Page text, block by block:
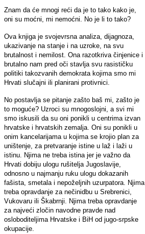
Znam da će mnogi reći da je to tako kako je,
oni su moćni, mi nemoćni. No je li to tako?
Ova knjiga je svojevrsna analiza, dijagnoza,
ukazivanje na stanje i na uzroke, na svu
brutalnost i nemilost. Ona razotkriva činjenice i
brutalno nam pred oči stavlja svu rasističku
politiki takozvanih demokrata kojima smo mi
Hrvati slučajni ili planirani protivnici.
No postavlja se pitanje zašto baš mi, zašto je
to moguće? Uzroci su mnogoslojni, a svi mi
smo iskusili da su oni ponikli u centrima izvan
hrvatske i hrvatskih zemalja. Oni su ponikli u
onim kancelarijama u kojima se krojio plan za
uništenje, za pretvaranje istine u laž i laži u
istinu. Njima ne treba istina jer je važno da
Hrvati dobiju ulogu rušitelja Jugoslavije,
odnosno u najmanju ruku ulogu dokazanih
fašista, smetala i nepoželjnih uzurpatora. Njima
treba opravdanje za nečinidbu u Srebrenici,
Vukovaru ili Škabrnji. Njima treba opravdanje
za najveći zločin navodne pravde nad
osloboditeljima Hrvatske i BiH od jugo-srpske
okupacije.